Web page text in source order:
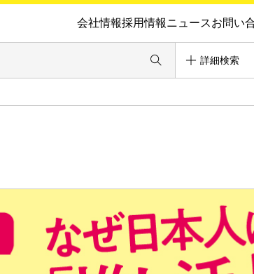
会社情報採用情報ニュースお問い
詳細検索